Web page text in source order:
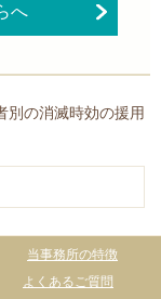
へ
別の消滅時効の援用
当事務所の特徴
よくあるご質問